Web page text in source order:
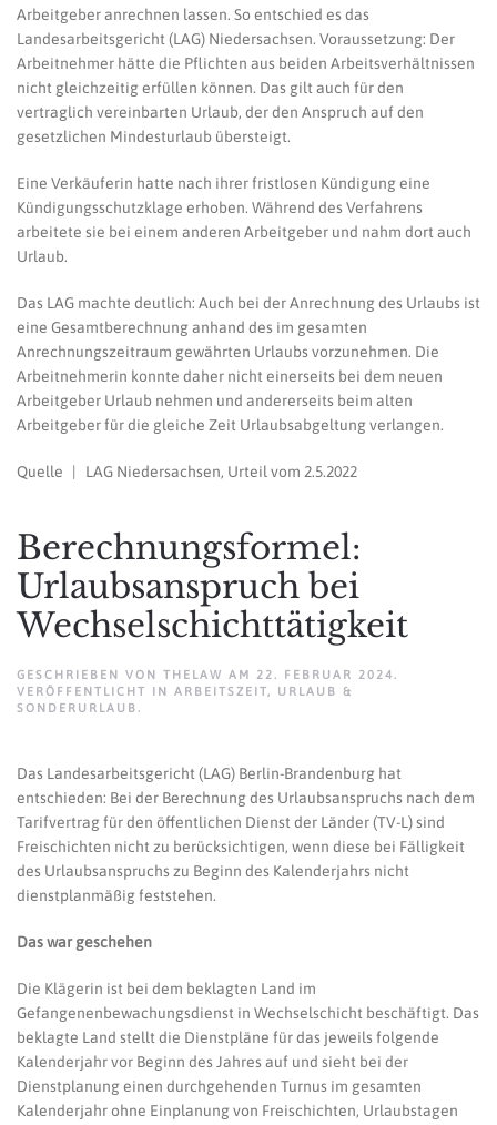
Arbeitgeber anrechnen lassen. So entschied es das
Landesarbeitsgericht (LAG) Niedersachsen. Voraussetzung: Der
Arbeitnehmer hätte die Pflichten aus beiden Arbeitsverhältnissen
nicht gleichzeitig erfüllen können. Das gilt auch für den
vertraglich vereinbarten Urlaub, der den Anspruch auf den
gesetzlichen Mindesturlaub übersteigt.
Eine Verkäuferin hatte nach ihrer fristlosen Kündigung eine
Kündigungsschutzklage erhoben. Während des Verfahrens
arbeitete sie bei einem anderen Arbeitgeber und nahm dort auch
Urlaub.
Das LAG machte deutlich: Auch bei der Anrechnung des Urlaubs ist
eine Gesamtberechnung anhand des im gesamten
Anrechnungszeitraum gewährten Urlaubs vorzunehmen. Die
Arbeitnehmerin konnte daher nicht einerseits bei dem neuen
Arbeitgeber Urlaub nehmen und andererseits beim alten
Arbeitgeber für die gleiche Zeit Urlaubsabgeltung verlangen.
Quelle | LAG Niedersachsen, Urteil vom 2.5.2022
Berechnungsformel:
Urlaubsanspruch bei
Wechselschichttätigkeit
GESCHRIEBEN VON THELAW AM 22. FEBRUAR 2024 .
VERÖFFENTLICHT IN ARBEITSZEIT, URLAUB &
SONDERURLAUB .
Das Landesarbeitsgericht (LAG) Berlin-Brandenburg hat
entschieden: Bei der Berechnung des Urlaubsanspruchs nach dem
Tarifvertrag für den öffentlichen Dienst der Länder (TV-L) sind
Freischichten nicht zu berücksichtigen, wenn diese bei Fälligkeit
des Urlaubsanspruchs zu Beginn des Kalenderjahrs nicht
dienstplanmäßig feststehen.
Das war geschehen
Die Klägerin ist bei dem beklagten Land im
Gefangenenbewachungsdienst in Wechselschicht beschäftigt. Das
beklagte Land stellt die Dienstpläne für das jeweils folgende
Kalenderjahr vor Beginn des Jahres auf und sieht bei der
Dienstplanung einen durchgehenden Turnus im gesamten
Kalenderjahr ohne Einplanung von Freischichten, Urlaubstagen